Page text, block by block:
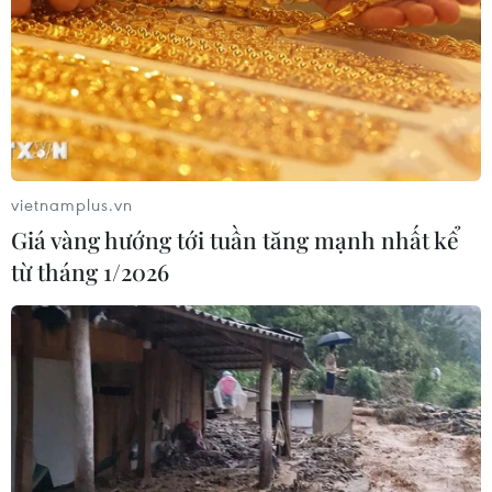
Đâm dao ở trung tâm London, một
nữ nghi phạm bị bắt giữ
05/08/2026 15:07
Xem thêm
CƠ QUAN CHỦ QUẢN: THÔNG TẤN XÃ VIỆT NAM
Tổng Biên tập: TRẦN TIẾN DUẨN
Phó Tổng Biên tập: NGUYỄN THỊ TÁM, KHÚC THANH
vietnamplus.vn
Giá vàng hướng tới tuần tăng mạnh nhất kể
từ tháng 1/2026